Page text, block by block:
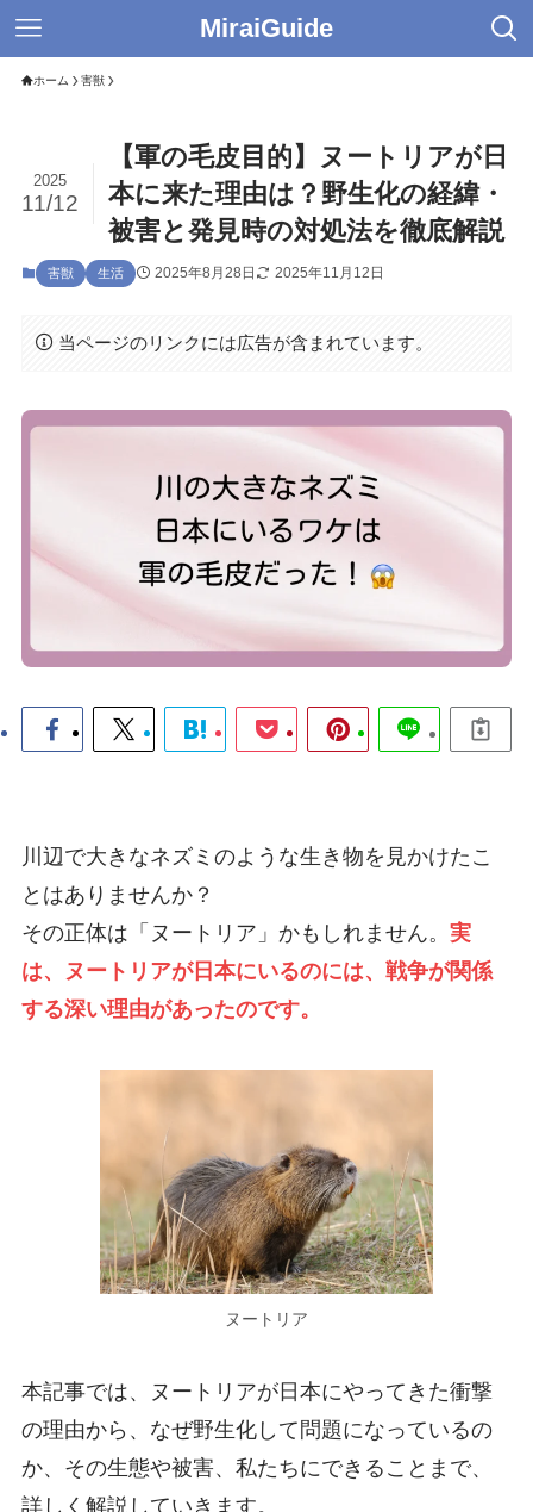
MiraiGuide
ホーム 害獣
【軍の毛皮目的】ヌートリアが日
本に来た理由は？野生化の経緯・
被害と発見時の対処法を徹底解説
2025
11/12
害獣 生活 2025年8月28日 2025年11月12日
当ページのリンクには広告が含まれています。
川辺で大きなネズミのような生き物を見かけたこ
とはありませんか？
その正体は「ヌートリア」かもしれません。 実
は、ヌートリアが日本にいるのには、戦争が関係
する深い理由があったのです。
ヌートリア
本記事では、ヌートリアが日本にやってきた衝撃
の理由から、なぜ野生化して問題になっているの
か、その生態や被害、私たちにできることまで、
詳しく解説していきます。